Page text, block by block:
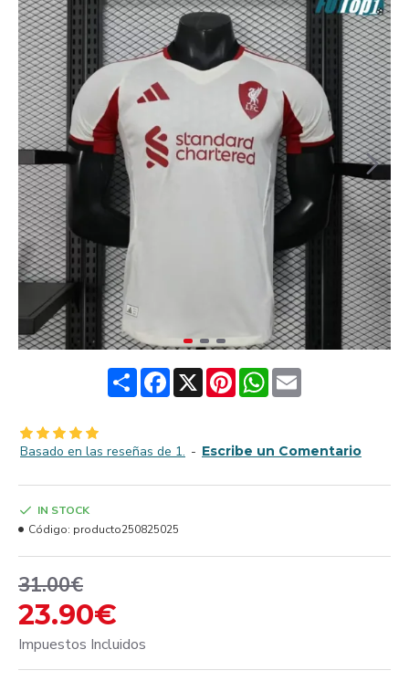
ShareFacebook
X PinterestWhatsApp
Email
Basado en las reseñas de 1. - Escribe un Comentario
23.90€
31.00€
Impuestos Incluidos
IN STOCK
Código: producto250825025